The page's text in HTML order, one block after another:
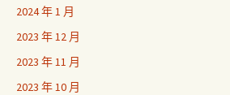
2024 年 1 月
2023 年 12 月
2023 年 11 月
2023 年 10 月